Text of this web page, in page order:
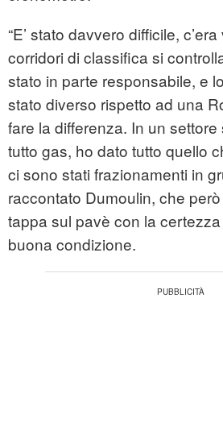
“E’ stato davvero difficile,
corridori di classifica si
stato in parte responsabile, e
stato diverso rispetto ad una
fare la differenza. In un
tutto gas, ho dato tutto quello
ci sono stati frazionamenti in
raccontato Dumoulin, che
tappa sul pavè con la
buona condizione.